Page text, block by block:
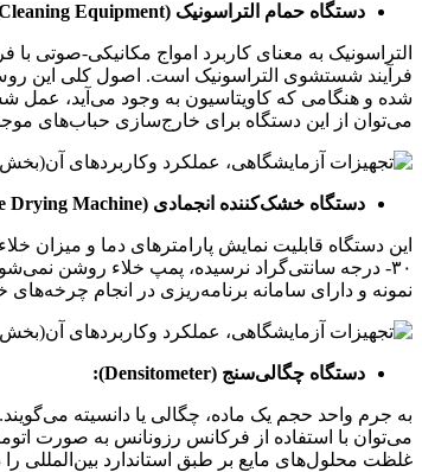
دستگاه حمام التراسونیک (Ultrasonic Cleaning Equipment):
التراسونیک به معنای کاربرد امواج مکانیکی-صوتی
فرآیند شستشوی التراسونیک است. اصول کلی این
شده و هنگامی که کاویتاسیون به وجود می‌آید، عمل
می‌توان از این دستگاه برای خارج‌سازی حباب‌های
دستگاه خشک‌کننده انجمادی (Freeze Drying Machine):
۳۰- درجه سانتی‌گراد نرسیده، پمپ خلاء روشن
نمونه و دارای سامانه برنامه‌ریزی در انجام
دستگاه چگالی‌سنج (Densitometer):
به جرم واحد حجم یک ماده، چگالی یا دانسیته
می‌توان با استفاده از فرکانس رزونانس به صورت
غلظت محلول‌های مایع بر طبق استاندارد بین‌المللی را